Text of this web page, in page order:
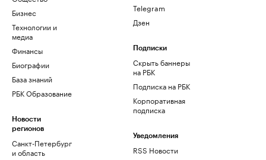
Бизнес
Технологии и
медиа
Финансы
Биографии
База знаний
РБК Образование
Новости
регионов
Санкт-Петербург
и область
Telegram
Дзен
Подписки
Скрыть баннеры
на РБК
Подписка на РБК
Корпоративная
подписка
Уведомления
RSS Новости